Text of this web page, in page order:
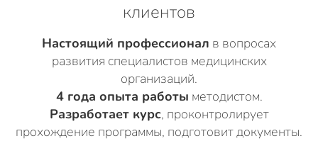
клиентов
Настоящий профессионал в вопросах
развития специалистов медицинских
организаций.
4 года опыта работы методистом.
Разработает курс, проконтролирует
прохождение программы, подготовит документы.